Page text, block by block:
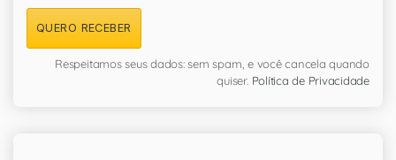
QUERO RECEBER
Respeitamos seus dados: sem spam, e você cancela quando
quiser. Política de Privacidade